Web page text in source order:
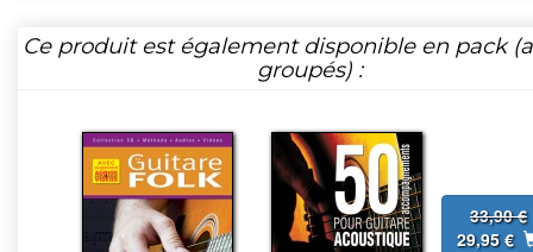
Ce produit est également disponible en pack
groupés) :
33,90 €
29,95 €